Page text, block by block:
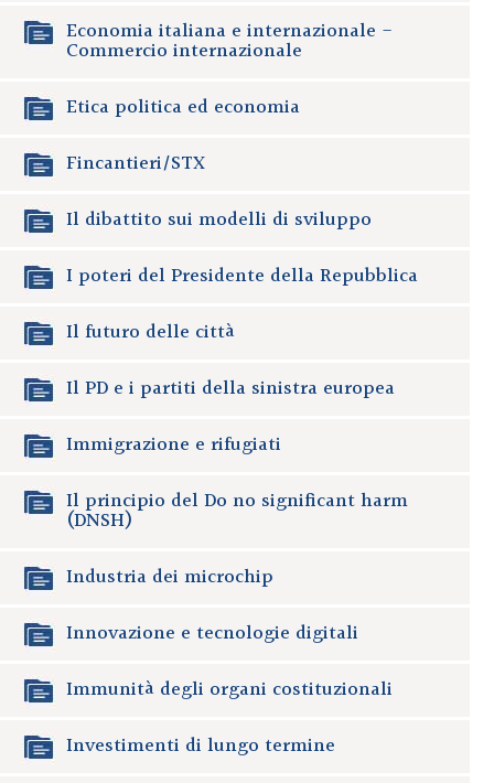
Economia italiana e internazionale -
Commercio internazionale
Etica politica ed economia
Fincantieri/STX
Il dibattito sui modelli di sviluppo
I poteri del Presidente della Repubblica
Il futuro delle città
Il PD e i partiti della sinistra europea
Immigrazione e rifugiati
Il principio del Do no significant harm
(DNSH)
Industria dei microchip
Innovazione e tecnologie digitali
Immunità degli organi costituzionali
Investimenti di lungo termine